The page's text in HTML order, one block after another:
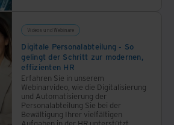
Videos und Webinare
Digitale Personalabteilung - So
gelingt der Schritt zur modernen,
effizienten HR
Erfahren Sie in unserem
Webinarvideo, wie die Digitalisierung
und Automatisierung der
Personalabteilung Sie bei der
Bewältigung Ihrer vielfältigen
Aufgaben in der HR unterstützt.